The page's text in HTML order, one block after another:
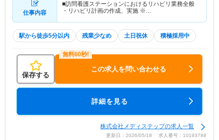
仕事内容
■訪問看護ステーションにおけるリハビリ業務全般
・リハビリ計画の作成、実施 ※…
駅から徒歩5分以内 残業少なめ 土日祝休 積極採用中
保存する
この求人を問い合わせる
詳細を見る
株式会社メディステップの求人一覧
更新日：2026/05/18 求人番号：10193788